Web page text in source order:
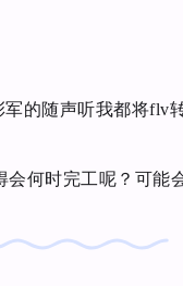
的随声听我都将flv
何时完工呢？可能